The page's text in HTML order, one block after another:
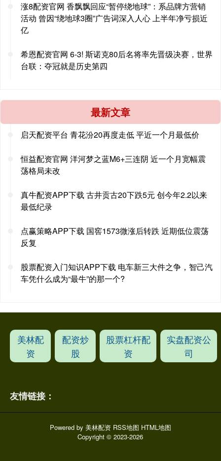
涨8配资官网 香飘飘回应“暂停绕地球”：系品牌方营销
活动 曾因“绕地球3圈”广告词深入人心 上半年净亏损近
亿
希恩配资官网 6-3! 斯诺克80后名将率先晋级决赛，世界
台联：夺冠就是历史第四
最新文章
启天配资平台 青花汾20再度走低 平近一个月最低价
恒益配资官网 洋河梦之蓝M6+三连阴 近一个月宽幅震
荡格局未改
真牛配资APP下载 古井贡古20下跌5元 创今年2.2以来
最低纪录
点赢策略APP下载 国窖1573微涨后转跌 近期低位震荡
反复
股票配资入门知识APP下载 电车新三大件之争，智己汽
车凭什么成为“最牛”的那一个?
美林配
资
配资炒
股
股票杠杆配
资
实盘配资公
司
友情链接：
Powered by 美林配资 RSS地图 HTML地图
Copyright© 2023-2026